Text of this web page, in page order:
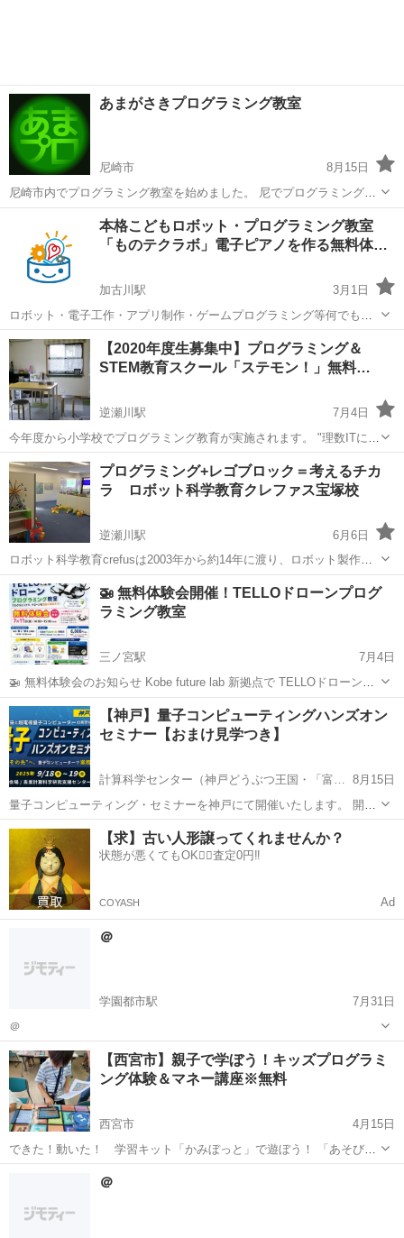
あまがさきプログラミング教室
尼崎市
8月15日
尼崎市内でプログラミング教室を始めました。 尼でプログラミングな
んで「あまプロ」です。 毎週木曜の午後に昆陽で、金曜の午後に武庫
之荘で、土曜の午前に塚口で、土曜の午後に園田で、日曜に立花で定
期開催しております。 プ...
プログラミング 不定期
本格こどもロボット・プログラミング教室
「ものテクラボ」電子ピアノを作る無料体
加古川駅
3月1日
ロボット・電子工作・アプリ制作・ゲームプログラミング等何でも学
べる本格こどもプログラミング教室です。 対象は小学校中学年～中学
生となっております。 ※ご要望を受け、小学校低学年コースも新設致
しました。 パソコンに不...
兵庫 加古川市 加古川駅 プログラミング 電子工作
【2020年度生募集中】プログラミング＆
STEM教育スクール「ステモン！」無料…
逆瀬川駅
7月4日
今年度から小学校でプログラミング教育が実施されます。 "理数ITに強
い人に育てる”プログラミング＆STEM教育スクール「ステモン！」
は、幼児・小学生がものづくりの体験を通じて物理やエンジニアリン
グ、プログラミングを学べ...
兵庫 宝塚市 逆瀬川駅 プログラミング 物理
プログラミング+レゴブロック＝考えるチカ
ラ ロボット科学教育クレファス宝塚校
逆瀬川駅
6月6日
ロボット科学教育crefusは2003年から約14年に渡り、ロボット製作を
通じて「理数系に強い子」を育てる教育を行っています。 500以上の
カリキュラムの中で、幼稚園年長～高校2年生までの子どもたちがロボ
ットを作りながら、...
兵庫 宝塚市 逆瀬川駅 プログラミング C言語
🚁 無料体験会開催！TELLOドローンプログ
ラミング教室
三ノ宮駅
7月4日
🚁 無料体験会のお知らせ Kobe future lab 新拠点で TELLOドローンプ
ログラミング教室を開催します！ 📅 7月11日（土） 🕑 14:00～15:00
参加費は 無料！ 体験会では実際に ✅ TELLOドロ...
兵庫 神戸市 三ノ宮駅 プログラミング ドローン
【神戸】量子コンピューティングハンズオン
セミナー【おまけ見学つき】
計算科学センター（神戸どうぶつ王国・「富岳」前）駅
8月15日
量子コンピューティング・セミナーを神戸にて開催いたします。 開催
機会や定員が限られておりますので、この機会にぜひご参加くださ
む） 会場：高...
兵庫 神戸市
計算科学センター（神戸どうぶつ王国・「富岳」前）駅
プログラミング
【求】古い人形譲ってくれませんか？
状態が悪くてもOK🙆‍♀️査定0円‼️
COYASH Ad
＠
学園都市駅
7月31日
＠
兵庫 神戸市 学園都市駅 プログラミング ドローン
【西宮市】親子で学ぼう！キッズプログラミ
ング体験＆マネー講座※無料
西宮市
4月15日
できた！動いた！ 学習キット「かみぼっと」で遊ぼう！ 「あそびな
がら、親子で楽しんでプログラミングの基礎を 学ぶイベントを体験し
てみませんか？」 できた！動いた！キッズプログラミング体験＆マネ＠